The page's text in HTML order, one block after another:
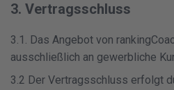
3. Vertragsschluss
3.1. Das Angebot von
ausschließlich an gewerbliche
3.2 Der Vertragsschluss erfolgt